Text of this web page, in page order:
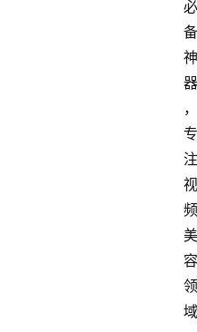
必
备
神
器
，
专
注
视
频
美
容
领
域